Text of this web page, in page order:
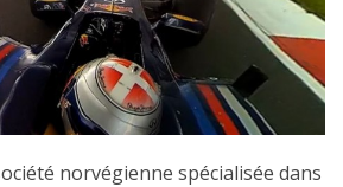
norvégienne spécialisée dans